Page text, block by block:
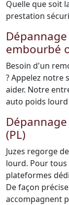
Quelle que soit
prestation
embourbé
Besoin d'un
? Appelez notre
aider. Notre
auto poids
(PL)
Juzes regorge
lourd. Pour tous
plateformes
De façon
accompagnent